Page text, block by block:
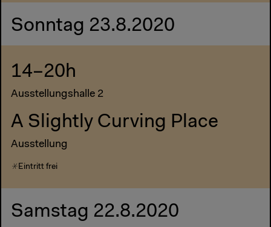
Sonntag 23.8.2020
14–20h
Ausstellungshalle 2
A Slightly Curving Place
Ausstellung
Eintritt frei
Samstag 22.8.2020